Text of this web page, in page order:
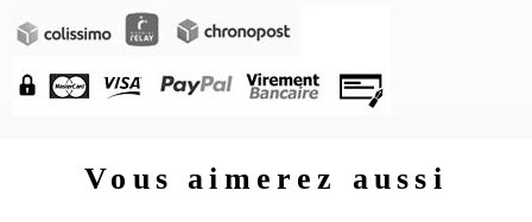
Vous aimerez aussi